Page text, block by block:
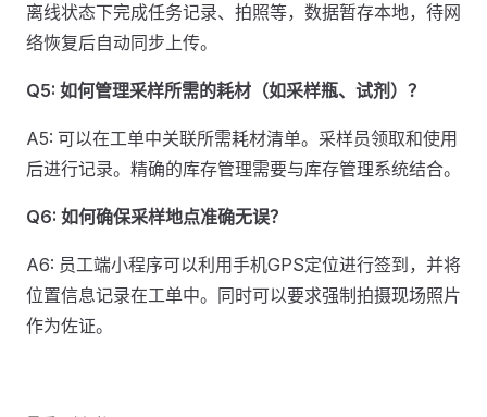
离线状态下完成任务记录、拍照等，数据暂存本地，待网
络恢复后自动同步上传。
Q5: 如何管理采样所需的耗材（如采样瓶、试剂）？
A5: 可以在工单中关联所需耗材清单。采样员领取和使用
后进行记录。精确的库存管理需要与库存管理系统结合。
Q6: 如何确保采样地点准确无误？
A6: 员工端小程序可以利用手机GPS定位进行签到，并将
位置信息记录在工单中。同时可以要求强制拍摄现场照片
作为佐证。